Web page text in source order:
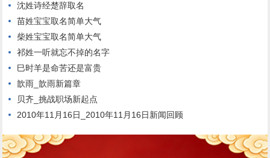
沈姓诗经楚辞取名
苗姓宝宝取名简单大气
柴姓宝宝取名简单大气
祁姓一听就忘不掉的名字
巳时羊是命苦还是富贵
歆雨_歆雨新篇章
贝齐_挑战职场新起点
2010年11月16日_2010年11月16日新闻回顾